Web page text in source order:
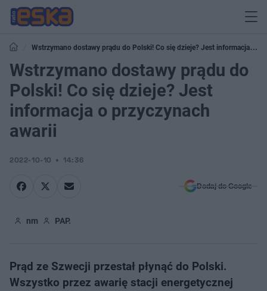
Wstrzymano dostawy prądu do Polski! Co się dzieje? Jest informacja o
przyczynach awarii
Wstrzymano dostawy prądu do
Polski! Co się dzieje? Jest
informacja o przyczynach
awarii
2022-10-10 14:36
Dodaj do Google
nm PAP.
Prąd ze Szwecji przestał płynąć do Polski.
Wszystko przez awarię stacji energetycznej